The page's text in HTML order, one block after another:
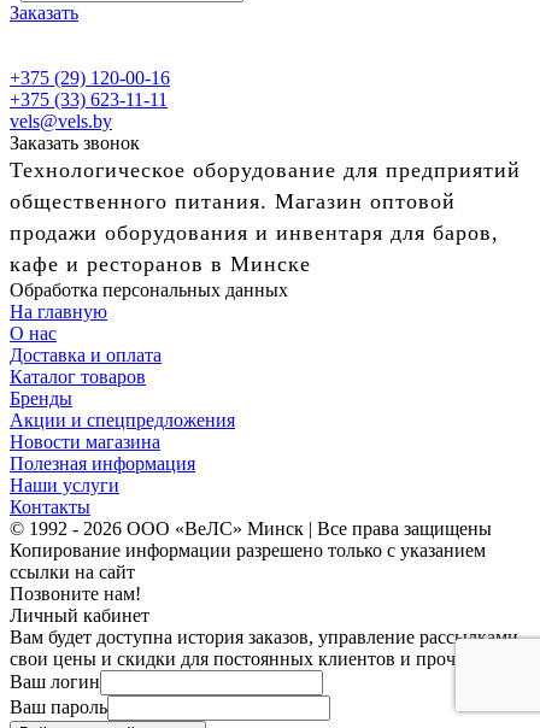
Заказать
+375 (29) 120-00-16
+375 (33) 623-11-11
vels@vels.by
Заказать звонок
Технологическое оборудование для предприятий
общественного питания. Магазин оптовой
продажи оборудования и инвентаря для баров,
кафе и ресторанов в Минске
Обработка персональных данных
На главную
О нас
Доставка и оплата
Каталог товаров
Бренды
Акции и спецпредложения
Новости магазина
Полезная информация
Наши услуги
Контакты
© 1992 - 2026 ООО «ВеЛС» Минск | Все права защищены
Копирование информации разрешено только с указанием
ссылки на сайт
Позвоните нам!
Личный кабинет
Вам будет доступна история заказов, управление рассылками,
свои цены и скидки для постоянных клиентов и прочее.
Ваш логин
Ваш пароль